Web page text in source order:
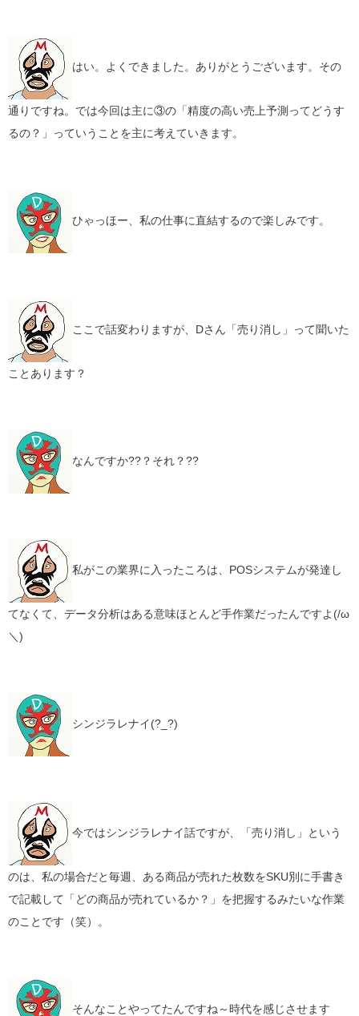
はい。よくできました。ありがとうございます。その
通りですね。では今回は主に③の「精度の高い売上予測ってどうす
るの？」っていうことを主に考えていきます。
ひゃっほー、私の仕事に直結するので楽しみです。
ここで話変わりますが、Dさん「売り消し」って聞いた
ことあります？
なんですか??？それ？??
私がこの業界に入ったころは、POSシステムが発達し
てなくて、データ分析はある意味ほとんど手作業だったんですよ(/ω
＼)
シンジラレナイ(?_?)
今ではシンジラレナイ話ですが、「売り消し」という
のは、私の場合だと毎週、ある商品が売れた枚数をSKU別に手書き
で記載して「どの商品が売れているか？」を把握するみたいな作業
のことです（笑）。
そんなことやってたんですね～時代を感じさせます